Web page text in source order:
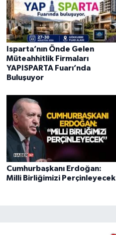
Isparta’nın Önde Gelen
Müteahhitlik Firmaları
YAPISPARTA Fuarı’nda
Buluşuyor
Cumhurbaşkanı Erdoğan:
Milli Birliğimizi Perçinleyecek